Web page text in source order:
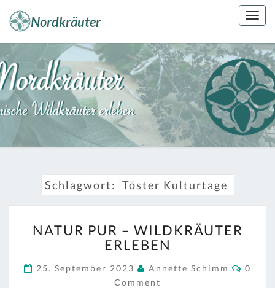
content
Kräuterkunde
Erleben
Schlagwort: Töster Kulturtage
PUR
–
ERLEBEN
NATUR PUR – WILDKRÄUTER
ERLEBEN
25. September 2023 Annette Schimm
0
Comment